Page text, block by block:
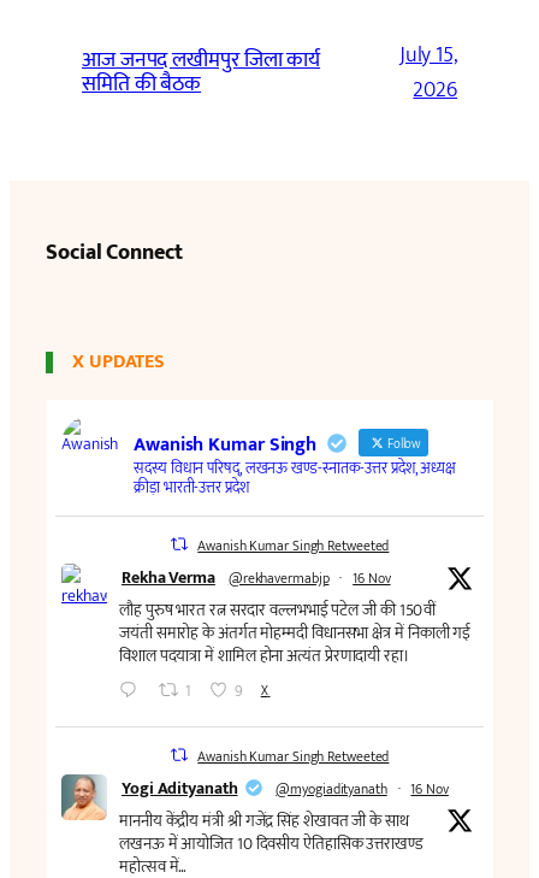
आज जनपद लखीमपुर जिला कार्य
समिति की बैठक
July 15,
2026
Social Connect
X UPDATES